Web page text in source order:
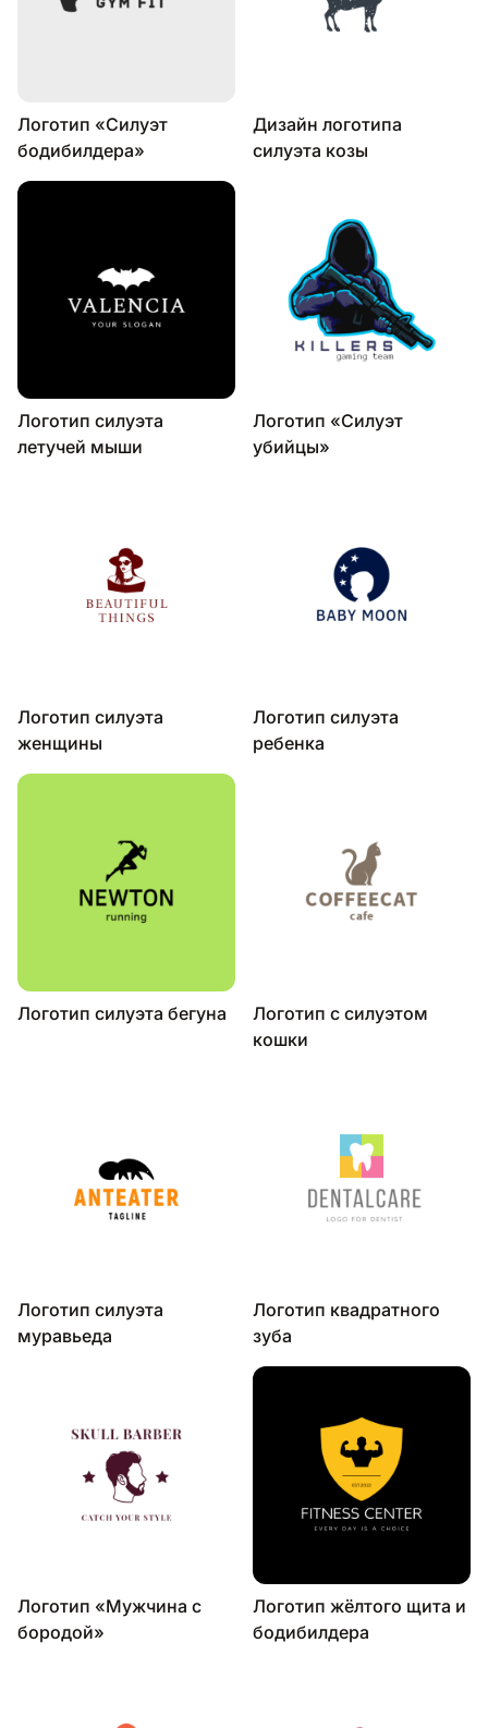
Логотип «Силуэт
бодибилдера»
Дизайн логотипа
силуэта козы
Логотип силуэта
летучей мыши
Логотип «Силуэт
убийцы»
Логотип силуэта
женщины
Логотип силуэта
ребенка
Логотип силуэта бегуна
Логотип с силуэтом
кошки
Логотип силуэта
муравьеда
Логотип квадратного
зуба
Логотип «Мужчина с
бородой»
Логотип жёлтого щита и
бодибилдера